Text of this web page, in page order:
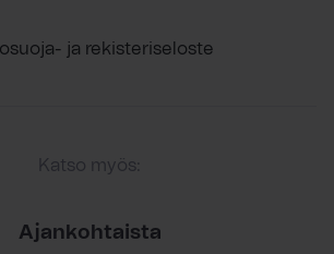
ja rekisteriseloste
Katso myös:
Ajankohtaista